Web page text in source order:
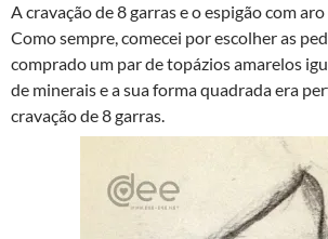
A cravação de 8 garras e o espigão com aro
Como sempre, comecei por escolher as
comprado um par de topázios amarelos
de minerais e a sua forma quadrada era
cravação de 8 garras.